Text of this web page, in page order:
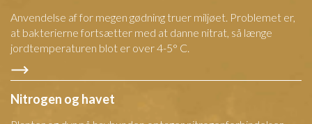
Anvendelse af for megen gødning truer miljøet. Problemet er,
at bakterierne fortsætter med at danne nitrat, så længe
jordtemperaturen blot er over 4-5° C.
Nitrogen og havet